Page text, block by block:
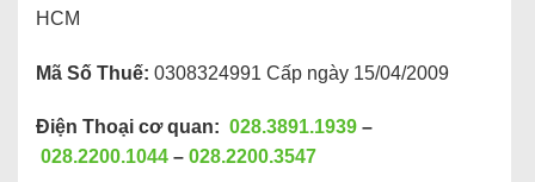
HCM
Mã Số Thuế: 0308324991 Cấp ngày 15/04/2009
Điện Thoại cơ quan: 028.3891.1939 –
028.2200.1044 – 028.2200.3547